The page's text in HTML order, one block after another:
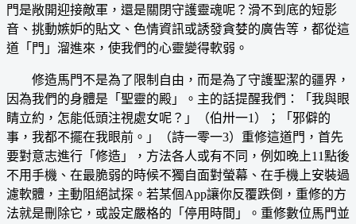
門是敞開迎接敵軍，還是關閉守護靈魂呢？滑不到底的短影
音、挑動嫉妒的貼文、色情資訊或誘發貪婪的廣告等，都從這
道「門」溜進來，使我們的心靈變得軟弱。
修造馬門不是為了限制自由，而是為了守護聖潔的疆界，
因為我們的身體是「聖靈的殿」。主的話提醒我們：「我與眼
睛立約，怎能低頭注視處女呢？」（伯卅一1）；「邪僻的
事，我都不擺在我眼前。」（詩一零一3）重修這道門，首先
要對意志進行「修造」，方法各人或有不同，例如晚上11點後
不用手機、在最脆弱的時候不獨自面對螢幕、在手機上安裝過
濾軟體，主動阻絕試探。若某個App讓你反覆跌倒，重修的方
法就是刪除它，或設定嚴格的「停用時間」。重修數位馬門並